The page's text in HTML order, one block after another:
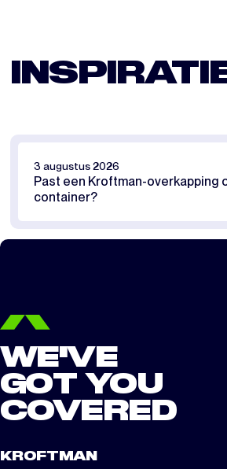
3 augustus 2026
Past een Kroftman-overkapping
container?
WE'VE
GOT YOU
COVERED
KROFTMAN